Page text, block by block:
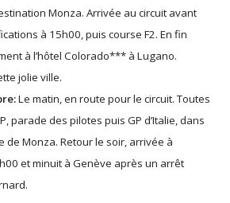
Monza. Arrivée au circuit avant
à 15h00, puis course F2. En fin
à l’hôtel Colorado*** à Lugano.
jolie ville.
Le matin, en route pour le circuit. Toutes
parade des pilotes puis GP d’Italie, dans
de Monza. Retour le soir, arrivée à
et minuit à Genève après un arrêt